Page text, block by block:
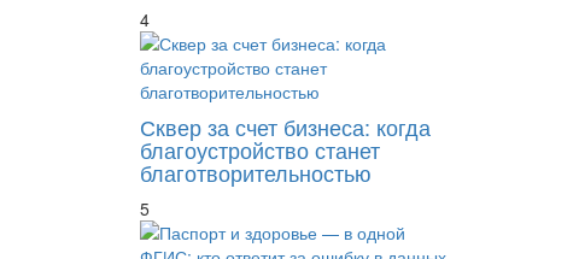
4
Сквер за счет бизнеса: когда
благоустройство станет
благотворительностью
5